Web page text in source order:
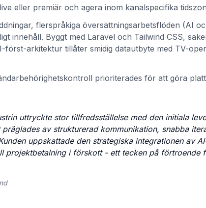
eller premiär och agera inom kanalspecifika
flerspråkiga översättningsarbetsflöden (AI
innehåll. Byggt med Laravel och Tailwind CSS,
först-arkitektur tillåter smidig datautbyte med TV-
prioriterades för att göra
uttryckte stor tillfredsställelse med den initiala
av strukturerad kommunikation, snabba
uppskattade den strategiska integrationen av
projektbetalning i förskott - ett tecken på förtroende